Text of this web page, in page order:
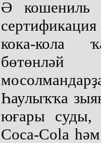
Ә кошениль
кока-кола
Һаулыҡҡа
юғары суды,
Coca-Cola